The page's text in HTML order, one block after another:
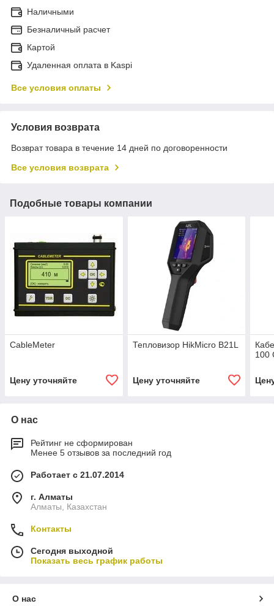
Наличными
Безналичный расчет
Картой
Удаленная оплата в Kaspi
Все условия оплаты
Условия возврата
Возврат товара в течение 14 дней по договоренности
Все условия возврата
Подобные товары компании
CableMeter
Цену уточняйте
Тепловизор HikMicro B21L
Цену уточняйте
100
О нас
Рейтинг не сформирован
Менее 5 отзывов за последний год
Работает с 21.07.2014
г. Алматы
Алматы, Казахстан
Контакты
Сегодня выходной
Показать весь график работы
О нас